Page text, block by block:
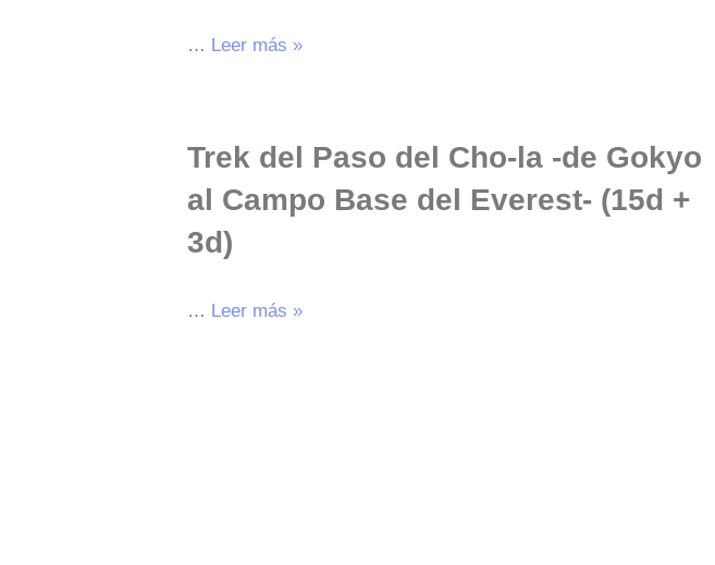
… Leer más »
Trek del Paso del Cho-la -de Gokyo
al Campo Base del Everest- (15d +
3d)
… Leer más »